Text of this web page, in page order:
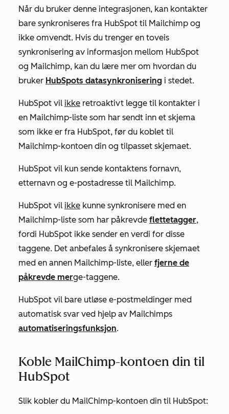
Når du bruker denne integrasjonen, kan kontakter
bare synkroniseres fra HubSpot til Mailchimp og
ikke omvendt. Hvis du trenger en toveis
synkronisering av informasjon mellom HubSpot
og Mailchimp, kan du lære mer om hvordan du
bruker HubSpots datasynkronisering i stedet.
HubSpot vil ikke retroaktivt legge til kontakter i
en Mailchimp-liste som har sendt inn et skjema
som ikke er fra HubSpot, før du koblet til
Mailchimp-kontoen din og tilpasset skjemaet.
HubSpot vil kun sende kontaktens fornavn,
etternavn og e-postadresse til Mailchimp.
HubSpot vil ikke kunne synkronisere med en
Mailchimp-liste som har påkrevde flettetagger,
fordi HubSpot ikke sender en verdi for disse
taggene. Det anbefales å synkronisere skjemaet
med en annen Mailchimp-liste, eller fjerne de
påkrevde merge-taggene.
HubSpot vil bare utløse e-postmeldinger med
automatisk svar ved hjelp av Mailchimps
automatiseringsfunksjon.
Koble MailChimp-kontoen din til
HubSpot
Slik kobler du MailChimp-kontoen din til HubSpot: